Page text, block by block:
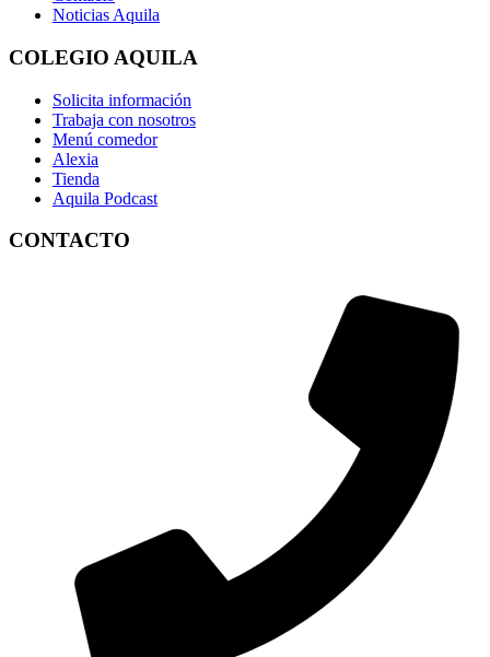
Noticias Aquila
COLEGIO AQUILA
Solicita información
Trabaja con nosotros
Menú comedor
Alexia
Tienda
Aquila Podcast
CONTACTO